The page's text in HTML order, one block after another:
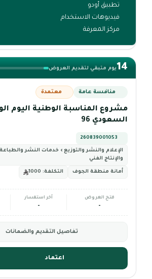
تطبيق أودو
فيديوهات الاستخدام
مركز المعرفة
14يوم متبقي لتقديم العروض
منافسة عامة معتمدة
مشروع المناسبة الوطنية اليوم
السعودي 96
260839001053
الإعلام والنشر والتوزيع › خدمات النشر والطباعة
والإنتاج الفني
أمانة منطقة الجوف التكلفة:
فتح العروض
-
آخر استفسار
-
تفاصيل التقديم والضمانات
اعتماد